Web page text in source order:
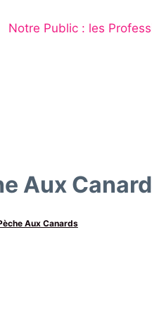
Notre Public : les
Aux
Aux Canards